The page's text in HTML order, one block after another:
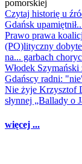
pomorskiej
Czytaj historię u
Gdańsk
Prawo prawa
(PO)lityczny
na... garbach
Włodek Szymański
Gdańscy radni:
Nie żyje Krzysztof
słynnej „Ballady o
więcej ...